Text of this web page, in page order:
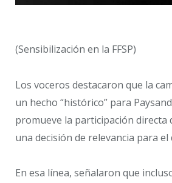
(Sensibilización en la FFSP)
Los voceros destacaron que la
un hecho “histórico” para
promueve la participación directa
una decisión de relevancia para
En esa línea, señalaron que